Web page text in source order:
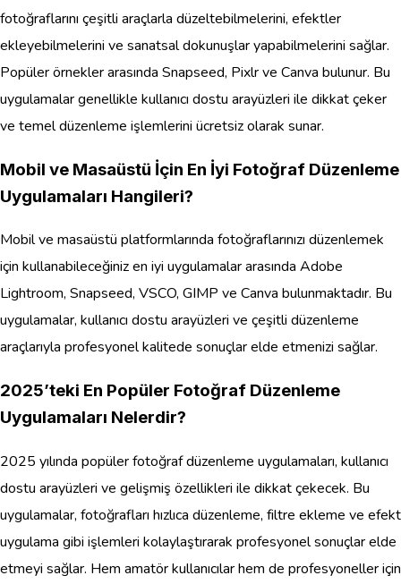
fotoğraflarını çeşitli araçlarla düzeltebilmelerini, efektler
ekleyebilmelerini ve sanatsal dokunuşlar yapabilmelerini sağlar.
Popüler örnekler arasında Snapseed, Pixlr ve Canva bulunur. Bu
uygulamalar genellikle kullanıcı dostu arayüzleri ile dikkat çeker
ve temel düzenleme işlemlerini ücretsiz olarak sunar.
Mobil ve Masaüstü İçin En İyi Fotoğraf Düzenleme
Uygulamaları Hangileri?
Mobil ve masaüstü platformlarında fotoğraflarınızı düzenlemek
için kullanabileceğiniz en iyi uygulamalar arasında Adobe
Lightroom, Snapseed, VSCO, GIMP ve Canva bulunmaktadır. Bu
uygulamalar, kullanıcı dostu arayüzleri ve çeşitli düzenleme
araçlarıyla profesyonel kalitede sonuçlar elde etmenizi sağlar.
2025’teki En Popüler Fotoğraf Düzenleme
Uygulamaları Nelerdir?
2025 yılında popüler fotoğraf düzenleme uygulamaları, kullanıcı
dostu arayüzleri ve gelişmiş özellikleri ile dikkat çekecek. Bu
uygulamalar, fotoğrafları hızlıca düzenleme, filtre ekleme ve efekt
uygulama gibi işlemleri kolaylaştırarak profesyonel sonuçlar elde
etmeyi sağlar. Hem amatör kullanıcılar hem de profesyoneller için